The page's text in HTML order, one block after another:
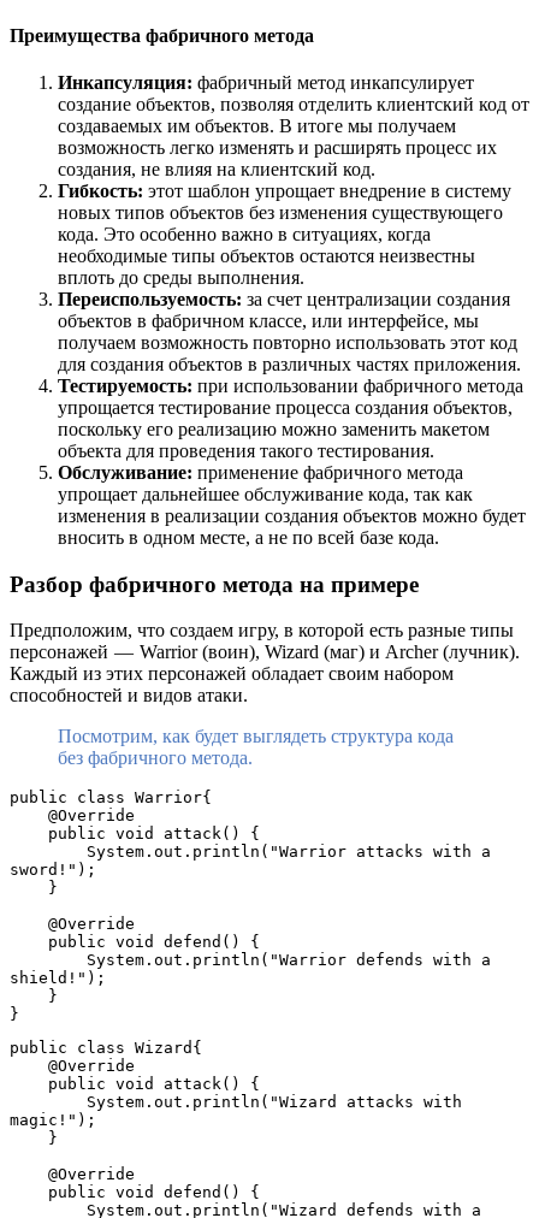
Преимущества фабричного метода
Инкапсуляция: фабричный метод инкапсулирует
создание объектов, позволяя отделить клиентский код от
создаваемых им объектов. В итоге мы получаем
возможность легко изменять и расширять процесс их
создания, не влияя на клиентский код.
Гибкость: этот шаблон упрощает внедрение в систему
новых типов объектов без изменения существующего
кода. Это особенно важно в ситуациях, когда
необходимые типы объектов остаются неизвестны
вплоть до среды выполнения.
Переиспользуемость: за счет централизации создания
объектов в фабричном классе, или интерфейсе, мы
получаем возможность повторно использовать этот код
для создания объектов в различных частях приложения.
Тестируемость: при использовании фабричного метода
упрощается тестирование процесса создания объектов,
поскольку его реализацию можно заменить макетом
объекта для проведения такого тестирования.
Обслуживание: применение фабричного метода
упрощает дальнейшее обслуживание кода, так как
изменения в реализации создания объектов можно будет
вносить в одном месте, а не по всей базе кода.
Разбор фабричного метода на примере
Предположим, что создаем игру, в которой есть разные типы
персонажей — Warrior (воин), Wizard (маг) и Archer (лучник).
Каждый из этих персонажей обладает своим набором
способностей и видов атаки.
Посмотрим, как будет выглядеть структура кода
без фабричного метода.
public class Warrior{
    @Override
    public void attack() {
sword!");
    }
    @Override
    public void defend() {
shield!");
    }
}
public class Wizard{
    @Override
    public void attack() {
magic!");
    }
    @Override
    public void defend() {